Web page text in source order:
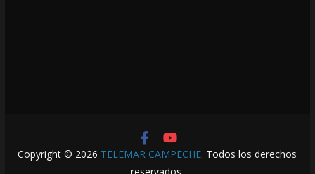
Copyright © 2026 TELEMAR CAMPECHE. Todos los derechos